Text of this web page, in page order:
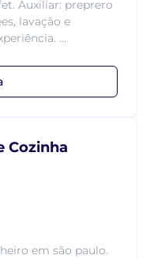
Auxiliar: preprero
lavação e
...
Cozinha
em são paulo.